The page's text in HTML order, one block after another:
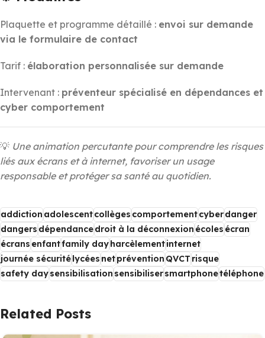
Plaquette et programme détaillé : envoi sur demande
via le formulaire de contact
Tarif : élaboration personnalisée sur demande
Intervenant : préventeur spécialisé en dépendances et
cyber comportement
💡 Une animation percutante pour comprendre les risques
liés aux écrans et à internet, favoriser un usage
responsable et protéger sa santé au quotidien.
addictionadolescentcollègescomportementcyberdanger
dangersdépendancedroit à la déconnexionécolesécran
écransenfantfamily dayharcèlementinternet
journée sécuritélycéesnetpréventionQVCTrisque
safety daysensibilisationsensibilisersmartphonetéléphone
Related Posts